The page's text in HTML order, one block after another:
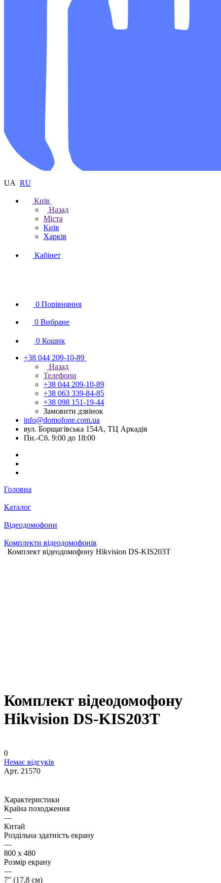
UA RU
Київ
Назад
Міста
Київ
Харків
Кабінет
0 Порівняння
0 Вибране
0 Кошик
+38 044 209-10-89
Назад
Телефони
+38 044 209-10-89
+38 063 339-84-85
+38 098 151-19-44
Замовити дзвінок
info@domofone.com.ua
вул. Борщагівська 154А, ТЦ Аркадія
Пн.-Сб. 9:00 до 18:00
Головна
Каталог
Відеодомофони
Комплекти відеодомофонів
Комплект відеодомофону Hikvision DS-KIS203T
Комплект відеодомофону
Hikvision DS-KIS203T
0
Немає відгуків
Арт. 21570
Характеристики
Країна походження
—
Китай
Роздільна здатність екрану
—
800 х 480
Розмір екрану
—
7" (17,8 см)